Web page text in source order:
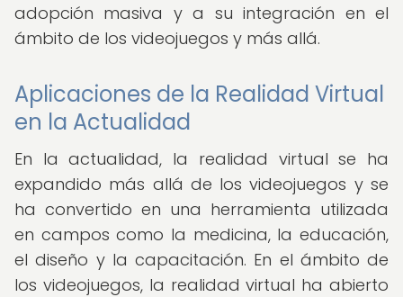
adopción masiva y a su integración en el
ámbito de los videojuegos y más allá.
Aplicaciones de la Realidad Virtual
en la Actualidad
En la actualidad, la realidad virtual se ha
expandido más allá de los videojuegos y se
ha convertido en una herramienta utilizada
en campos como la medicina, la educación,
el diseño y la capacitación. En el ámbito de
los videojuegos, la realidad virtual ha abierto